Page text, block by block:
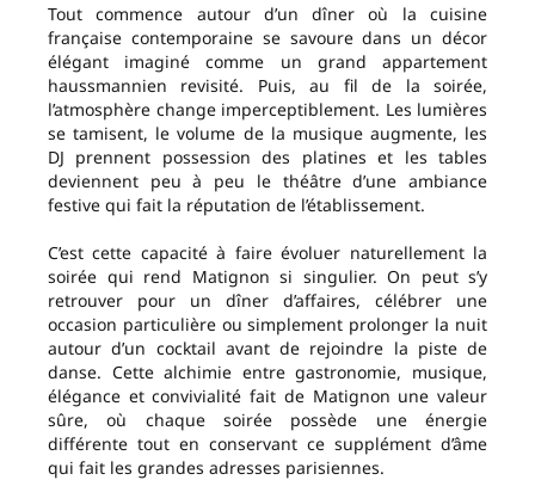
Tout commence autour d’un dîner où la cuisine
française contemporaine se savoure dans un décor
élégant imaginé comme un grand appartement
haussmannien revisité. Puis, au fil de la soirée,
l’atmosphère change imperceptiblement. Les lumières
se tamisent, le volume de la musique augmente, les
DJ prennent possession des platines et les tables
deviennent peu à peu le théâtre d’une ambiance
festive qui fait la réputation de l’établissement.
C’est cette capacité à faire évoluer naturellement la
soirée qui rend Matignon si singulier. On peut s’y
retrouver pour un dîner d’affaires, célébrer une
occasion particulière ou simplement prolonger la nuit
autour d’un cocktail avant de rejoindre la piste de
danse. Cette alchimie entre gastronomie, musique,
élégance et convivialité fait de Matignon une valeur
sûre, où chaque soirée possède une énergie
différente tout en conservant ce supplément d’âme
qui fait les grandes adresses parisiennes.